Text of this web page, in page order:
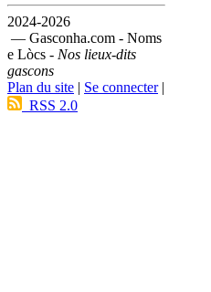
2024-2026
— Gasconha.com - Noms
e Lòcs - Nos lieux-dits
gascons
Plan du site | Se connecter|
RSS 2.0